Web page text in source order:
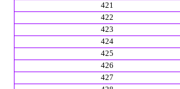
421
422
423
424
425
426
427